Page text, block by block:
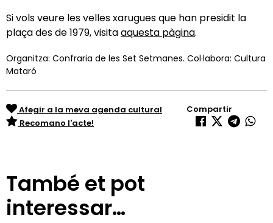
Si vols veure les velles xarugues que han presidit la
plaça des de 1979, visitaaquesta pàgina.
Organitza: Confraria de les Set Setmanes. Col·labora: Cultura
Mataró
Afegir a la meva agenda cultural
Recomano l'acte!
Compartir
També et pot
interessar…